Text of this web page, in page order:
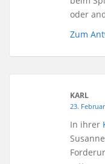
oder
Zum
KARL
23.
In ihrer